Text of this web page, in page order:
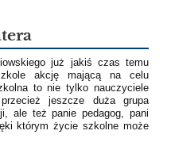
już jakiś czas temu
akcję mającą na celu
to nie tylko nauczyciele
jeszcze duża grupa
ale też panie pedagog, pani
którym życie szkolne może